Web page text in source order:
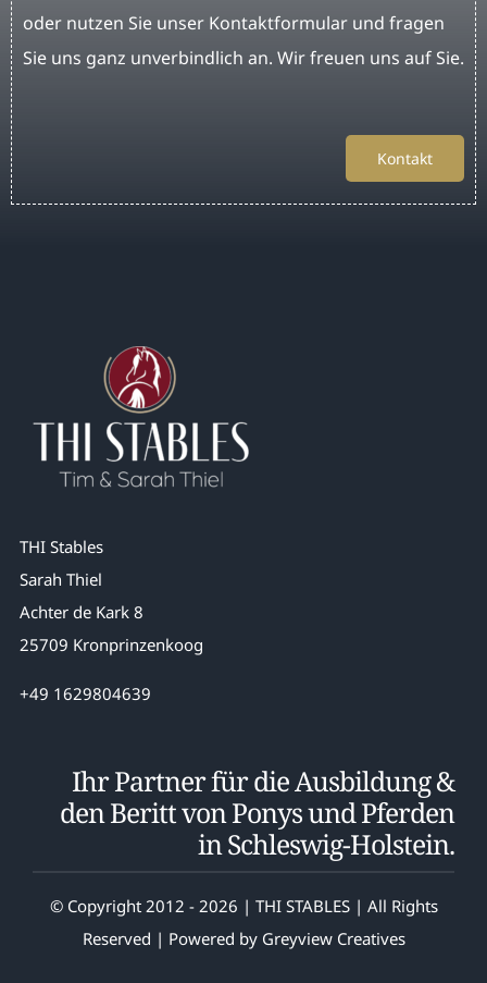
oder nutzen Sie unser Kontaktformular und fragen
Sie uns ganz unverbindlich an. Wir freuen uns auf Sie.
Kontakt
THI Stables
Sarah Thiel
Achter de Kark 8
25709 Kronprinzenkoog
+49 1629804639
Ihr Partner für die Ausbildung &
den Beritt von Ponys und Pferden
in Schleswig-Holstein.
© Copyright 2012 - 2026 | THI STABLES | All Rights
Reserved | Powered by Greyview Creatives